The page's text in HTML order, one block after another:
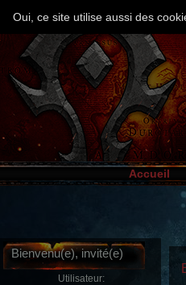
Accueil
Bienvenu(e), invité(e)
Utilisateur:
Oui, ce site utilise aussi des